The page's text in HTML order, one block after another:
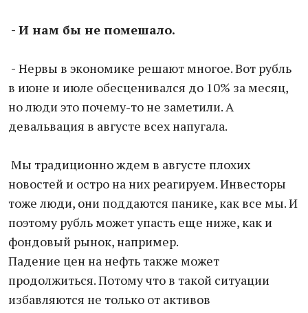
- И нам бы не помешало.
- Нервы в экономике решают многое. Вот рубль
в июне и июле обесценивался до 10% за месяц,
но люди это почему-то не заметили. А
девальвация в августе всех напугала.
Мы традиционно ждем в августе плохих
новостей и остро на них реагируем. Инвесторы
тоже люди, они поддаются панике, как все мы. И
поэтому рубль может упасть еще ниже, как и
фондовый рынок, например.
Падение цен на нефть также может
продолжиться. Потому что в такой ситуации
избавляются не только от активов